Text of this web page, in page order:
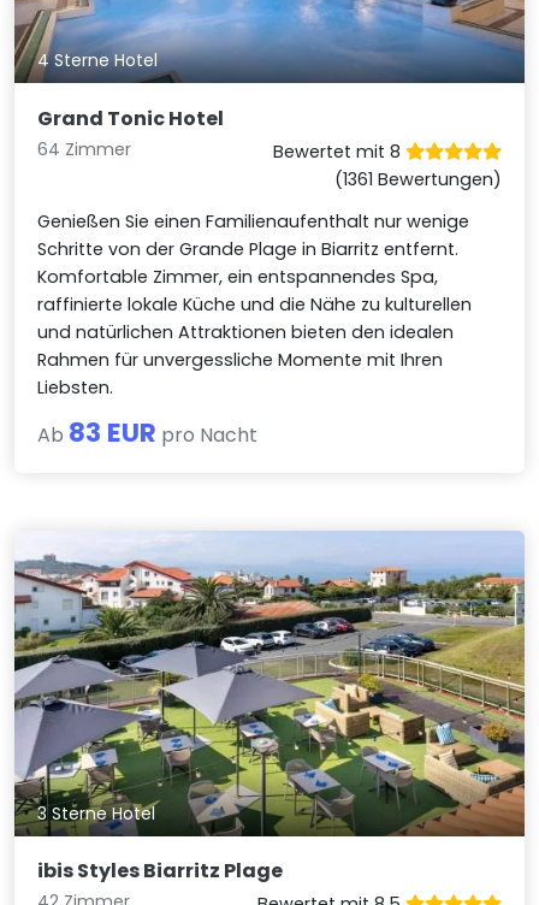
4 Sterne Hotel
Grand Tonic Hotel
64 Zimmer
Bewertet mit 8
(1361 Bewertungen)
Genießen Sie einen Familienaufenthalt nur wenige
Schritte von der Grande Plage in Biarritz entfernt.
Komfortable Zimmer, ein entspannendes Spa,
raffinierte lokale Küche und die Nähe zu kulturellen
und natürlichen Attraktionen bieten den idealen
Rahmen für unvergessliche Momente mit Ihren
Liebsten.
Ab 83 EUR pro Nacht
3 Sterne Hotel
ibis Styles Biarritz Plage